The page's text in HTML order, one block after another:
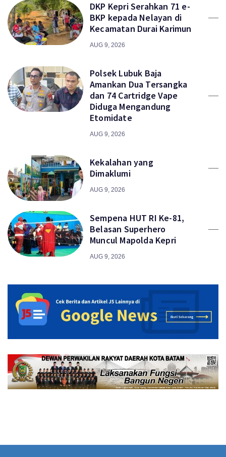
DKP Kepri Serahkan 71 e-
BKP kepada Nelayan di
Kecamatan Durai Karimun
AUG 9, 2026
Polsek Lubuk Baja
Amankan Dua Tersangka
dan 74 Cartridge Vape
Diduga Mengandung
Etomidate
AUG 9, 2026
Kekalahan yang
Dimaklumi
AUG 9, 2026
Sempena HUT RI Ke-81,
Belasan Superhero
Muncul Mapolda Kepri
AUG 9, 2026